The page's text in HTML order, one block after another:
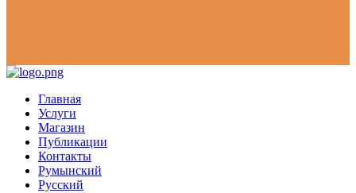
Главная
Услуги
Магазин
Публикации
Контакты
Румынский
Русский